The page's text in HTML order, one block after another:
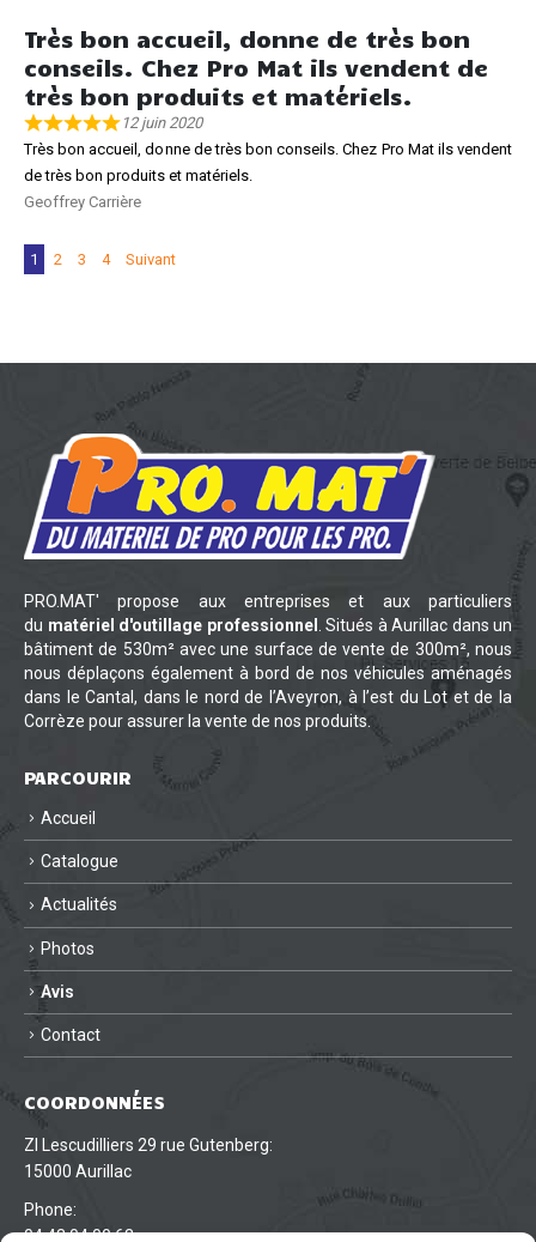
Très bon accueil, donne de très bon
conseils. Chez Pro Mat ils vendent de
très bon produits et matériels.
12 juin 2020
Très bon accueil, donne de très bon conseils. Chez Pro Mat ils vendent
de très bon produits et matériels.
Geoffrey Carrière
Navigation
Reviews
Page
1 Page
2 Page
3 Page
4 Suivant
PRO.MAT' propose aux entreprises et aux particuliers
du matériel d'outillage professionnel
. Situés à Aurillac dans un
bâtiment de 530m² avec une surface de vente de 300m², nous
nous déplaçons également à bord de nos véhicules aménagés
dans le Cantal, dans le nord de l’Aveyron, à l’est du Lot et de la
Corrèze pour assurer la vente de nos produits.
PARCOURIR
Accueil
Catalogue
Actualités
Photos
Avis
Contact
COORDONNÉES
ZI Lescudilliers 29 rue Gutenberg:
15000 Aurillac
Phone:
04 43 04 00 63